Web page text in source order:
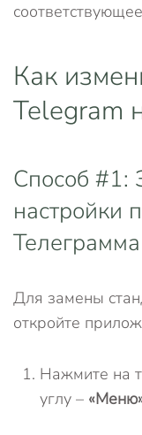
Как
Telegram
Способ #1:
настройки
Телеграмма
Для замены
откройте
Нажмите на
углу –